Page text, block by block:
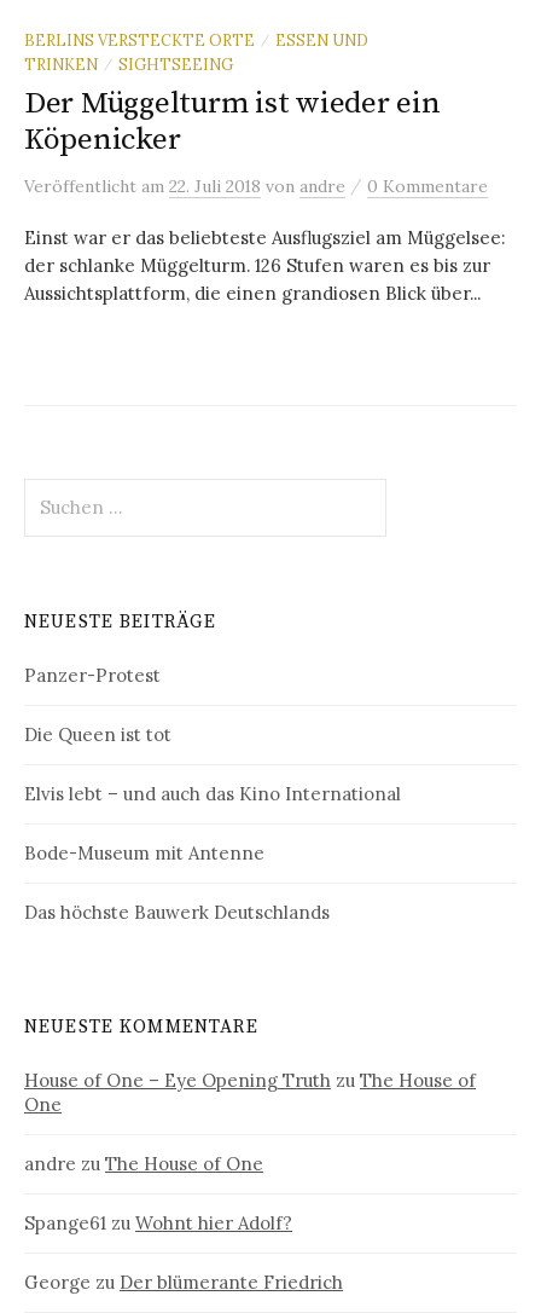
BERLINS VERSTECKTE ORTE / ESSEN UND
TRINKEN / SIGHTSEEING
Der Müggelturm ist wieder ein
Köpenicker
Veröffentlicht am 22. Juli 2018 von andre / 0 Kommentare
Einst war er das beliebteste Ausflugsziel am Müggelsee:
der schlanke Müggelturm. 126 Stufen waren es bis zur
Aussichtsplattform, die einen grandiosen Blick über...
nach:
NEUESTE BEITRÄGE
Panzer-Protest
Die Queen ist tot
Elvis lebt – und auch das Kino International
Bode-Museum mit Antenne
Das höchste Bauwerk Deutschlands
NEUESTE KOMMENTARE
House of One – Eye Opening Truth zu The House of
One
andre zu The House of One
Spange61 zu Wohnt hier Adolf?
George zu Der blümerante Friedrich